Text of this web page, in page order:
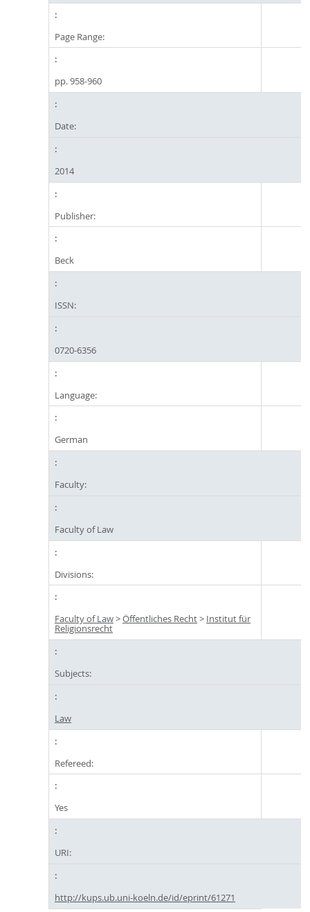
Page Range:
pp. 958-960
Date:
2014
Publisher:
Beck
ISSN:
0720-6356
Language:
German
Faculty:
Faculty of Law
Divisions:
Faculty of Law>Öffentliches Recht> Institut für
Religionsrecht
Subjects:
Law
Refereed:
Yes
URI:
http://kups.ub.uni-koeln.de/id/eprint/61271